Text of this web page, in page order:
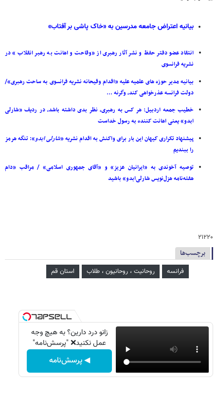
بیانیه اعتراض جامعه مدرسین به «خاک پاشی بر آفتاب»
انتقاد عضو دفتر حفظ و نشر آثار رهبری از «وقاحت و اهانت به رهبر انقلاب » در
نشریه فرانسوی
بیانیه مدیر حوزه های علمیه علیه «اقدام وقیحانه نشریه فرانسوی به ساحت رهبری»/
دولت فرانسه عذرخواهی کند، وگرنه ‌...
خطیب جمعه اردبیل: هر کس به رهبری، نظر بدی داشته باشد، در ردیف «شارلی
ابدو» یعنی اهانت کننده به رسول خداست
پیشنهاد تکراری کیهان این بار برای واکنش به اقدام نشریه «‌شارلیابدو»: تنگه هرمز
را ببندیم
توصیه آخوندی به «ایرانیان عزیز» و «آقای جمهوری اسلامی» / مراقب «دام
هفته‌نامه هزل‌نویس شارلی‌ابدو» باشید
۲۱۲۲۰
برچسب‌ها
فرانسه روحانیت ، روحانیون ، طلاب استان قم
زانو درد دارین؟ به هیچ وجه
عمل نکنید❌ "پرسش‌نامه"
◀ پرسش‌نامه